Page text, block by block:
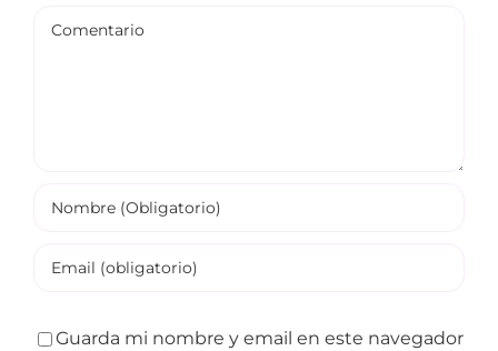
Guarda mi nombre y email en este navegador